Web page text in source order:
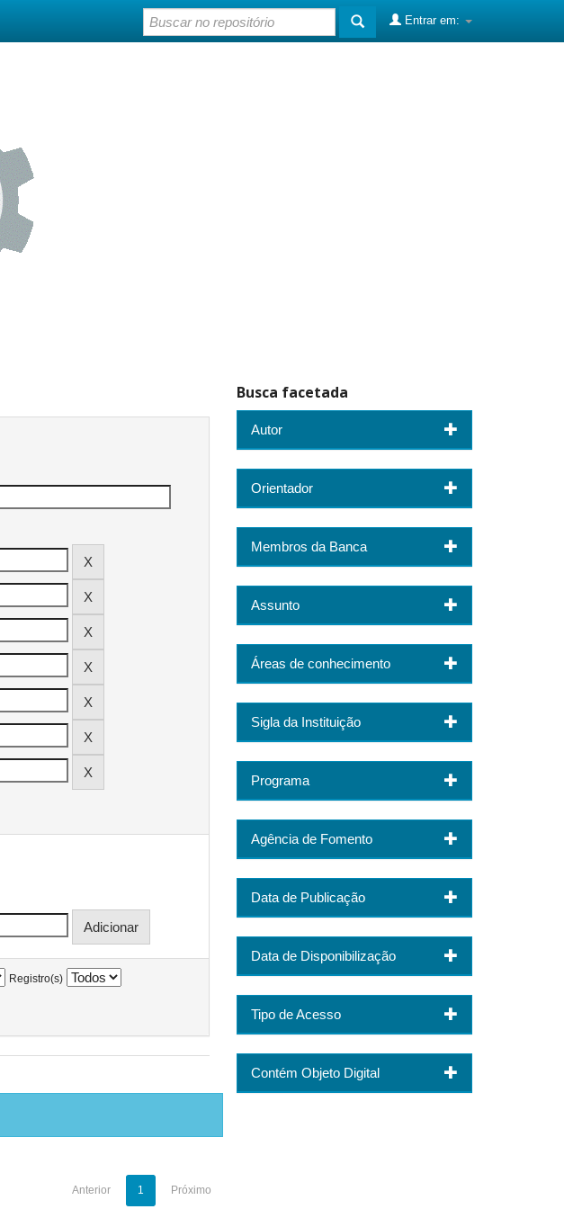
Entrar em:
Registro(s)
Anterior 1 Próximo
Busca facetada
Autor
Orientador
Membros da Banca
Assunto
Áreas de conhecimento
Sigla da Instituição
Programa
Agência de Fomento
Data de Publicação
Data de Disponibilização
Tipo de Acesso
Contém Objeto Digital